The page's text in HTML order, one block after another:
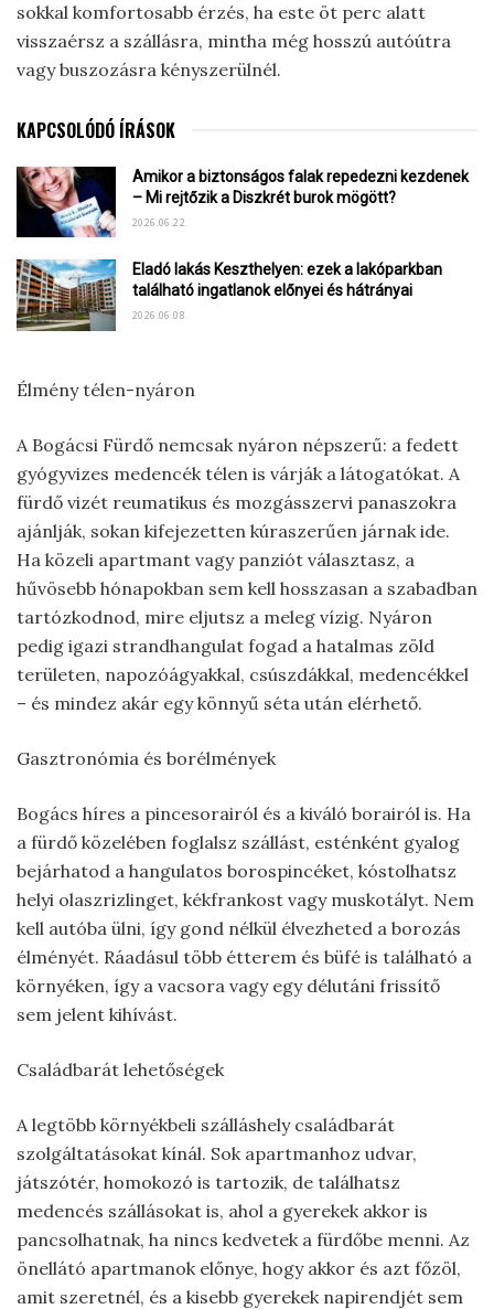
sokkal komfortosabb érzés, ha este öt perc alatt
visszaérsz a szállásra, mintha még hosszú autóútra
vagy buszozásra kényszerülnél.
KAPCSOLÓDÓ ÍRÁSOK
Amikor a biztonságos falak repedezni kezdenek
– Mi rejtőzik a Diszkrét burok mögött?
2026.06.22.
Eladó lakás Keszthelyen: ezek a lakóparkban
található ingatlanok előnyei és hátrányai
2026.06.08.
Élmény télen-nyáron
A Bogácsi Fürdő nemcsak nyáron népszerű: a fedett
gyógyvizes medencék télen is várják a látogatókat. A
fürdő vizét reumatikus és mozgásszervi panaszokra
ajánlják, sokan kifejezetten kúraszerűen járnak ide.
Ha közeli apartmant vagy panziót választasz, a
hűvösebb hónapokban sem kell hosszasan a szabadban
tartózkodnod, mire eljutsz a meleg vízig. Nyáron
pedig igazi strandhangulat fogad a hatalmas zöld
területen, napozóágyakkal, csúszdákkal, medencékkel
– és mindez akár egy könnyű séta után elérhető.
Gasztronómia és borélmények
Bogács híres a pincesorairól és a kiváló borairól is. Ha
a fürdő közelében foglalsz szállást, esténként gyalog
bejárhatod a hangulatos borospincéket, kóstolhatsz
helyi olaszrizlinget, kékfrankost vagy muskotályt. Nem
kell autóba ülni, így gond nélkül élvezheted a borozás
élményét. Ráadásul több étterem és büfé is található a
környéken, így a vacsora vagy egy délutáni frissítő
sem jelent kihívást.
Családbarát lehetőségek
A legtöbb környékbeli szálláshely családbarát
szolgáltatásokat kínál. Sok apartmanhoz udvar,
játszótér, homokozó is tartozik, de találhatsz
medencés szállásokat is, ahol a gyerekek akkor is
pancsolhatnak, ha nincs kedvetek a fürdőbe menni. Az
önellátó apartmanok előnye, hogy akkor és azt főzöl,
amit szeretnél, és a kisebb gyerekek napirendjét sem